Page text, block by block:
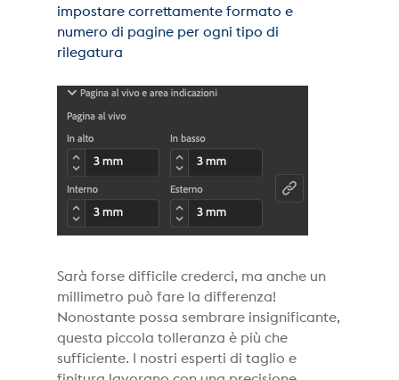
impostare correttamente formato e
numero di pagine per ogni tipo di
rilegatura
Sarà forse difficile crederci, ma anche un
millimetro può fare la differenza!
Nonostante possa sembrare insignificante,
questa piccola tolleranza è più che
sufficiente. I nostri esperti di taglio e